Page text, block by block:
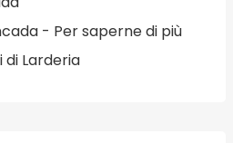
- Per saperne di più
di Larderia